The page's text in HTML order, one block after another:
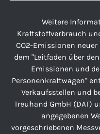
Weitere
Kraftstoffverbrauch
CO2-Emissionen
dem "Leitfaden über
Emissionen und
Personenkraftwagen"
Verkaufsstellen und
Treuhand GmbH (DAT)
angegebenen
vorgeschriebenen